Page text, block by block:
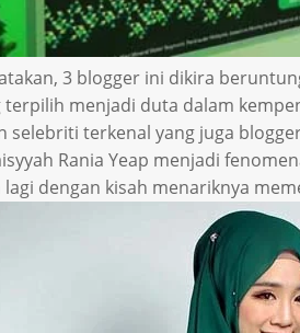
3 blogger ini dikira
terpilih menjadi duta dalam
selebriti terkenal yang juga
Rania Yeap menjadi
lagi dengan kisah menariknya